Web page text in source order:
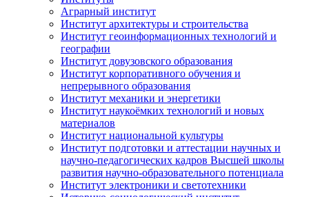
Аграрный институт
Институт архитектуры и строительства
Институт геоинформационных технологий и
географии
Институт довузовского образования
Институт корпоративного обучения и
непрерывного образования
Институт механики и энергетики
Институт наукоёмких технологий и новых
материалов
Институт национальной культуры
Институт подготовки и аттестации научных и
научно-педагогических кадров Высшей школы
развития научно-образовательного потенциала
Институт электроники и светотехники